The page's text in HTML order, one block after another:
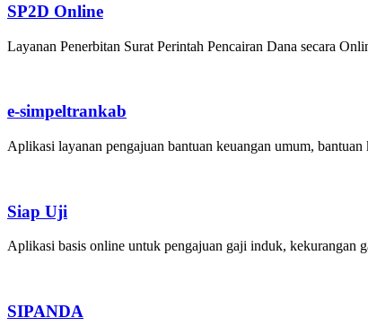
SP2D Online
Layanan Penerbitan Surat Perintah Pencairan Dana secara
e-simpeltrankab
Aplikasi layanan pengajuan bantuan keuangan umum,
Siap Uji
Aplikasi basis online untuk pengajuan gaji induk,
SIPANDA